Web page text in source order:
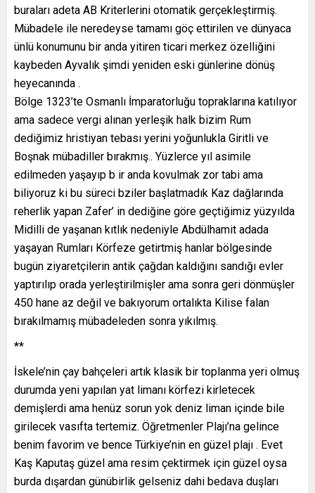
buraları adeta AB Kriterlerini otomatik gerçekleştirmiş.
Mübadele ile neredeyse tamamı göç ettirilen ve dünyaca
ünlü konumunu bir anda yitiren ticari merkez özelliğini
kaybeden Ayvalık şimdi yeniden eski günlerine dönüş
heyecanında .
Bölge 1323’te Osmanlı İmparatorluğu topraklarına katılıyor
ama sadece vergi alınan yerleşik halk bizim Rum
dediğimiz hristiyan tebası yerini yoğunlukla Giritli ve
Boşnak mübadiller bırakmış.. Yüzlerce yıl asimile
edilmeden yaşayıp b ir anda kovulmak zor tabi ama
biliyoruz ki bu süreci bziler başlatmadık Kaz dağlarında
reherlik yapan Zafer’ in dediğine göre geçtiğimiz yüzyılda
Midilli de yaşanan kıtlık nedeniyle Abdülhamit adada
yaşayan Rumları Körfeze getirtmiş hanlar bölgesinde
bugün ziyaretçilerin antik çağdan kaldığını sandığı evler
yaptırılıp orada yerleştirilmişler ama sonra geri dönmüşler
450 hane az değil ve bakıyorum ortalıkta Kilise falan
bırakılmamış mübadeleden sonra yıkılmış.
**
İskele’nin çay bahçeleri artık klasik bir toplanma yeri olmuş
durumda yeni yapılan yat limanı körfezi kirletecek
demişlerdi ama henüz sorun yok deniz liman içinde bile
girilecek vasıfta tertemiz. Öğretmenler Plajı’na gelince
benim favorim ve bence Türkiye’nin en güzel plajı . Evet
Kaş Kaputaş güzel ama resim çektirmek için güzel oysa
burda dışardan günübirlik gelseniz dahi bedava duşları